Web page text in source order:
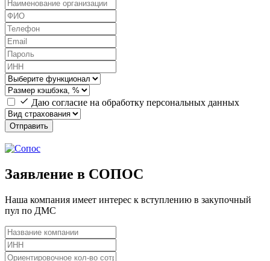
Даю согласие на обработку персональных данных
Отправить
Заявление в СОПОС
Наша компания имеет интерес к вступлению в закупочный
пул по ДМС